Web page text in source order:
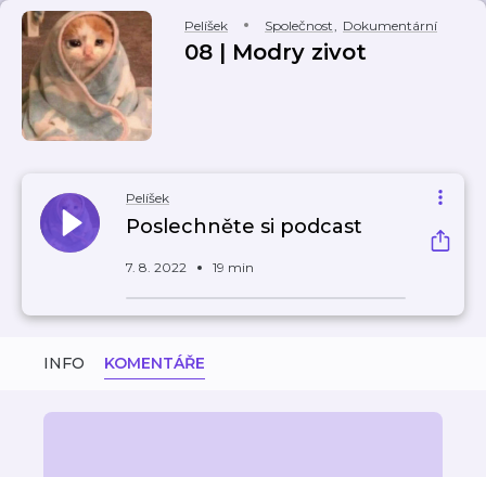
Pelíšek Společnost, Dokumentární
08 | Modry zivot
Pelíšek
Poslechněte si podcast
7. 8. 2022 19 min
INFO KOMENTÁŘE